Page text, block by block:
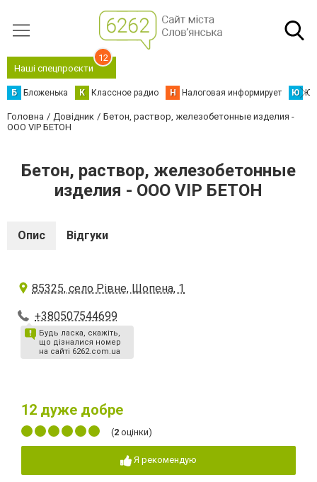
Наші спецпроєкти
12
Б Бложенька К Классное радио Н Налоговая информирует Ю
Головна Довідник
Бетон, раствор, железобетонные изделия -
OOO VIP БЕТОН
Бетон, раствор, железобетонные
изделия - OOO VIP БЕТОН
Опис Відгуки
85325, село Рівне, Шопена, 1
+380507544699
Будь ласка, скажіть,
що дізналися номер
на сайті 6262.com.ua
12 дуже добре
(2 оцінки)
Я рекомендую